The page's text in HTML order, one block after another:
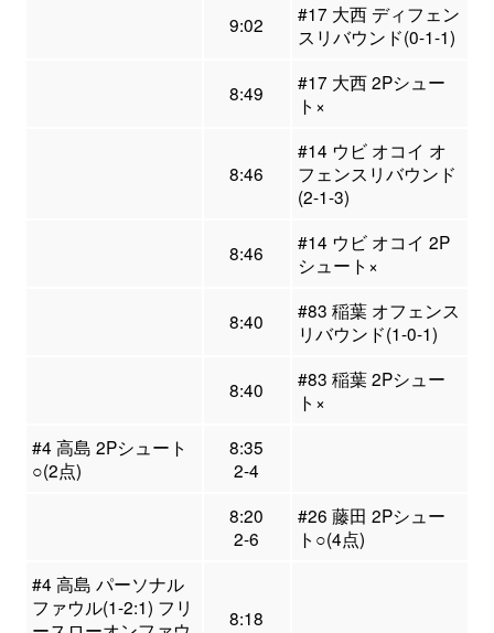
9:02
#17 大西 ディフェン
スリバウンド(0-1-1)
8:49
#17 大西 2Pシュー
ト×
8:46
#14 ウビ オコイ オ
フェンスリバウンド
(2-1-3)
8:46
#14 ウビ オコイ 2P
シュート×
8:40
#83 稲葉 オフェンス
リバウンド(1-0-1)
8:40
#83 稲葉 2Pシュー
ト×
#4 高島 2Pシュート
○(2点)
8:35
2-4
8:20
2-6
#26 藤田 2Pシュー
ト○(4点)
#4 高島 パーソナル
ファウル(1-2:1) フリ
8:18